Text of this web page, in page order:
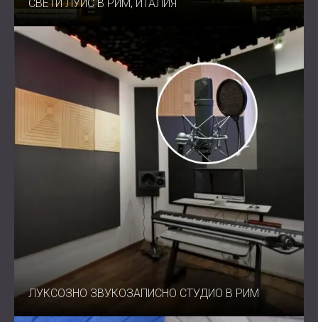
СВЕТИ ЛУИС В РИМ, ИТАЛИЯ
ЛУКСОЗНО ЗВУКОЗАПИСНО СТУДИО В РИМ